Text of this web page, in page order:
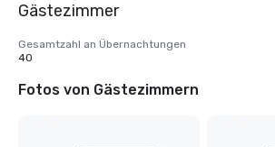
Gästezimmer
Gesamtzahl an Übernachtungen
40
Fotos von Gästezimmern